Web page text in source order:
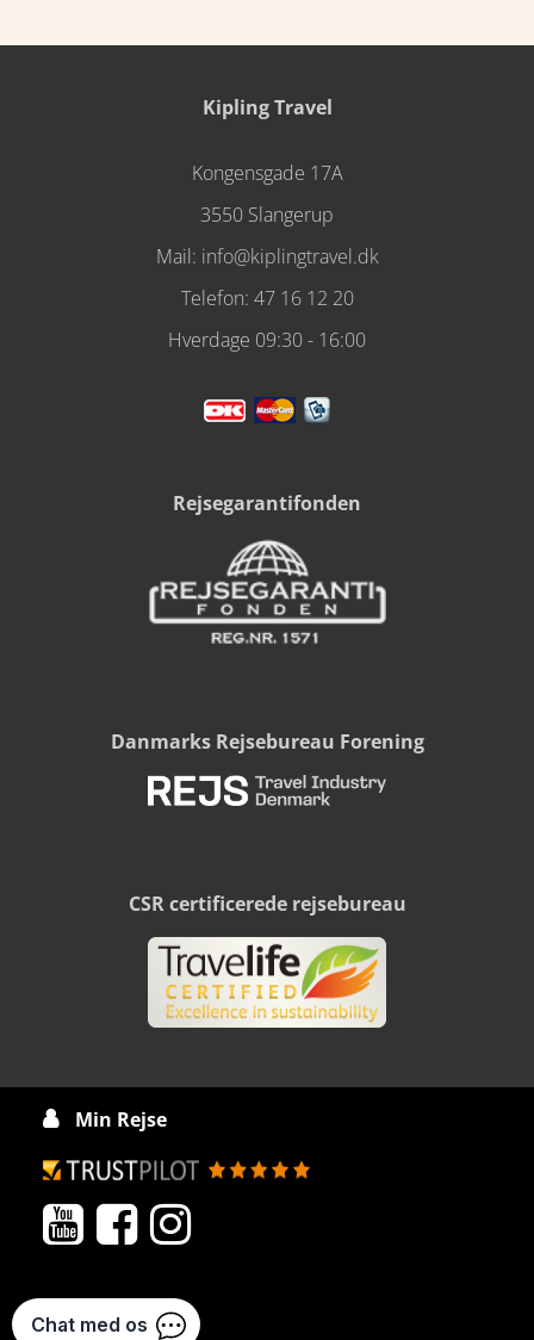
Kipling Travel
Kongensgade 17A
3550 Slangerup
Mail: info@kiplingtravel.dk
Telefon: 47 16 12 20
Hverdage 09:30 - 16:00
Rejsegarantifonden
Danmarks Rejsebureau Forening
CSR certificerede rejsebureau
 Min Rejse
  